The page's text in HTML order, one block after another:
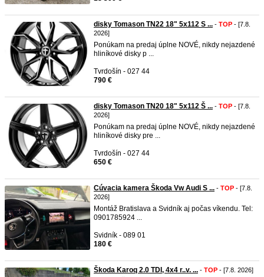
disky Tomason TN22 18" 5x112 S ... - TOP - [7.8.
2026]
Ponúkam na predaj úplne NOVÉ, nikdy nejazdené
hliníkové disky p ...
Tvrdošín - 027 44
790 €
disky Tomason TN20 18" 5x112 Š ... - TOP - [7.8.
2026]
Ponúkam na predaj úplne NOVÉ, nikdy nejazdené
hliníkové disky pre ...
Tvrdošín - 027 44
650 €
Cúvacia kamera Škoda Vw Audi S ... - TOP - [7.8.
2026]
Montáž Bratislava a Svidník aj počas víkendu. Tel:
0901785924 ...
Svidník - 089 01
180 €
Škoda Karoq 2.0 TDI, 4x4 r..v. ... - TOP - [7.8. 2026]